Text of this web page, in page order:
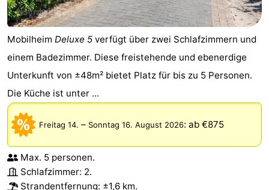
Mobilheim Deluxe 5 verfügt über zwei Schlafzimmern und
einem Badezimmer. Diese freistehende und ebenerdige
Unterkunft von ±48m² bietet Platz für bis zu 5 Personen.
Die Küche ist unter ...
Freitag 14. – Sonntag 16. August 2026: ab €875
Max. 5 personen.
Schlafzimmer: 2.
Strandentfernung: ±1,6 km.